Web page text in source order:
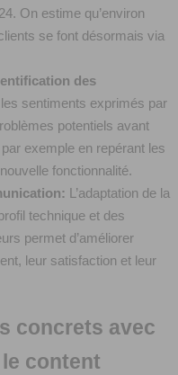
On estime qu’environ
se font désormais via
des
les sentiments exprimés par
potentiels avant
par exemple en repérant les
fonctionnalité.
L’adaptation de la
technique et des
permet d’améliorer
leur satisfaction et leur
concrets avec
le content